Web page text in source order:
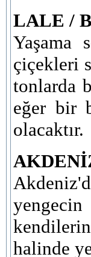
LALE /
Yaşama
çiçekleri
tonlarda
eğer bir
olacaktır.
halinde